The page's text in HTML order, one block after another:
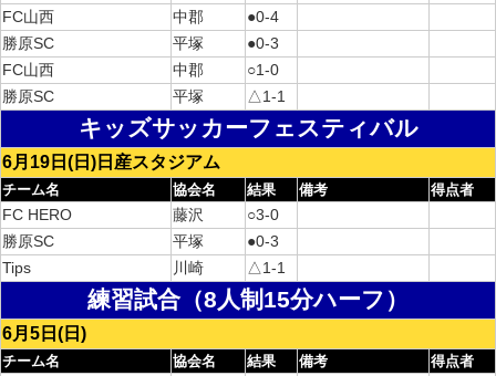
FC山西
中郡
●0-4
勝原SC
平塚
●0-3
FC山西
中郡
○1-0
勝原SC
平塚 △1-1
キッズサッカーフェスティバル
6月19日(日)日産スタジアム
チーム名 協会名 結果 備考 得点者
FC HERO 藤沢
○3-0
勝原SC
平塚
●0-3
Tips
川崎 △1-1
練習試合（8人制15分ハーフ）
6月5日(日)
チーム名 協会名 結果 備考 得点者